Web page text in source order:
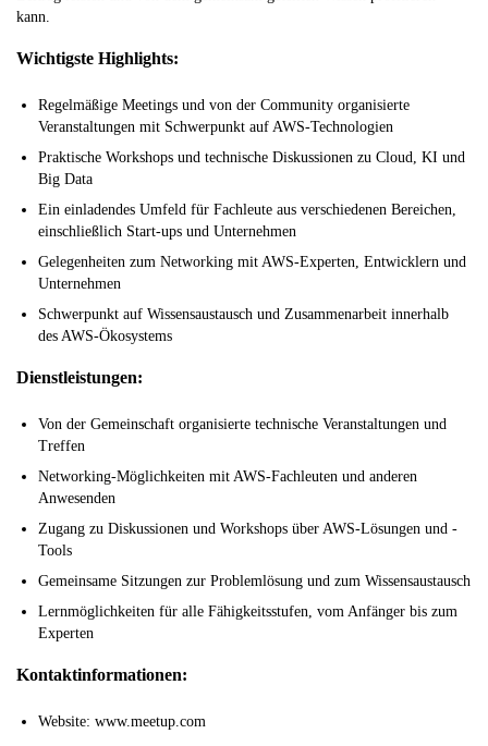
kann.
Wichtigste Highlights:
Regelmäßige Meetings und von der Community organisierte
Veranstaltungen mit Schwerpunkt auf AWS-Technologien
Praktische Workshops und technische Diskussionen zu Cloud, KI und
Big Data
Ein einladendes Umfeld für Fachleute aus verschiedenen Bereichen,
einschließlich Start-ups und Unternehmen
Gelegenheiten zum Networking mit AWS-Experten, Entwicklern und
Unternehmen
Schwerpunkt auf Wissensaustausch und Zusammenarbeit innerhalb
des AWS-Ökosystems
Dienstleistungen:
Von der Gemeinschaft organisierte technische Veranstaltungen und
Treffen
Networking-Möglichkeiten mit AWS-Fachleuten und anderen
Anwesenden
Zugang zu Diskussionen und Workshops über AWS-Lösungen und -
Tools
Gemeinsame Sitzungen zur Problemlösung und zum Wissensaustausch
Lernmöglichkeiten für alle Fähigkeitsstufen, vom Anfänger bis zum
Experten
Kontaktinformationen:
Website: www.meetup.com